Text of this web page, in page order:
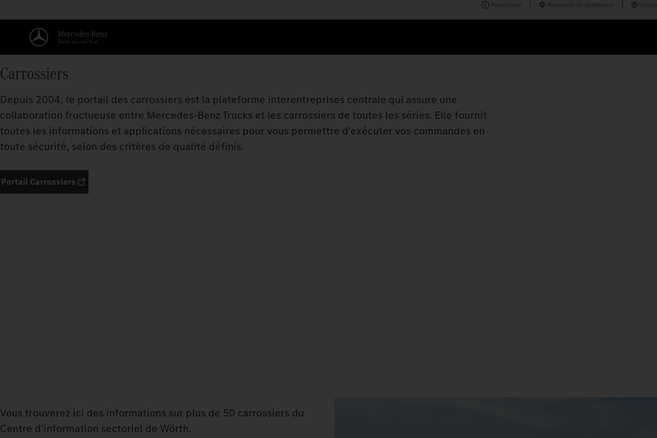
Fournisseur Recherche de distributeur Tunisie
Carrossiers
Depuis 2004, le portail des carrossiers est la plateforme interentreprises centrale qui assure une
collaboration fructueuse entre Mercedes‑Benz Trucks et les carrossiers de toutes les séries. Elle fournit
toutes les informations et applications nécessaires pour vous permettre d'exécuter vos commandes en
toute sécurité, selon des critères de qualité définis.
Portail Carrossiers
Vous trouverez ici des informations sur plus de 50 carrossiers du
Centre d'information sectoriel de Wörth.